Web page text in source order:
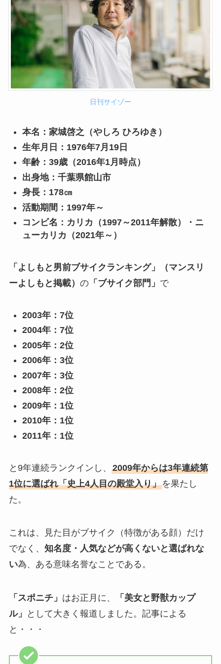
日刊サイゾー
本名：家城啓之（やしろ ひろゆき）
生年月日：1976年7月19日
年齢：39歳（2016年1月時点）
出身地：千葉県館山市
身長：178㎝
活動期間：1997年～
コンビ名：カリカ（1997～2011年解散）・ニ
ューカリカ（2021年～）
「よしもと男前ブサイクランキング」（マンスリ
ーよしもと掲載） の「ブサイク部門」 で
2003年：7位
2004年：7位
2005年：2位
2006年：3位
2007年：3位
2008年：2位
2009年：1位
2010年：1位
2011年：1位
と9年連続ランクインし、 2009年からは3年連続第
1位に選ばれ「史上4人目の殿堂入り」を果たし
た。
これは、見た目がブサイク（特徴がある顔）だけ
でなく、 知名度・人気などが高くないと選ばれな
い為、ある意味名誉なことである。
「スポニチ」 はお正月に、
「美女と野獣カップ
ル」
として大きく報道しました。記事による
と・・・